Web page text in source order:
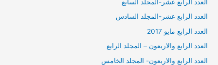
العدد الرابع عشر-المجلد السابع
العدد الرابع عشر-المجلد السادس
العدد الرابع مايو 2017
العدد الرابع والاربعون – المجلد الرابع
العدد الرابع والاربعون- المجلد الخامس